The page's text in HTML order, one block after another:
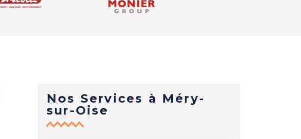
Nos Services à Méry-
sur-Oise